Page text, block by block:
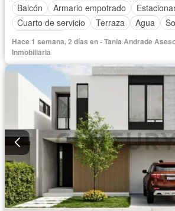
Balcón
Armario empotrado
Cuarto de servicio
Terraza Agua
Sin amoblar
Hace 1 semana, 2 días en - Tania Andrade
Inmobiliaria